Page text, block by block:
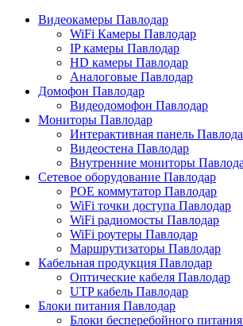
Видеокамеры Павлодар
WiFi Камеры Павлодар
IP камеры Павлодар
HD камеры Павлодар
Аналоговые Павлодар
Домофон Павлодар
Видеодомофон Павлодар
Мониторы Павлодар
Интерактивная панель
Видеостена Павлодар
Внутренние мониторы
Сетевое оборудование Павлодар
POE коммутатор Павлодар
WiFi точки доступа Павлодар
WiFi радиомосты Павлодар
WiFi роутеры Павлодар
Маршрутизаторы Павлодар
Кабельная продукция Павлодар
Оптические кабеля Павлодар
UTP кабель Павлодар
Блоки питания Павлодар
Блоки бесперебойного